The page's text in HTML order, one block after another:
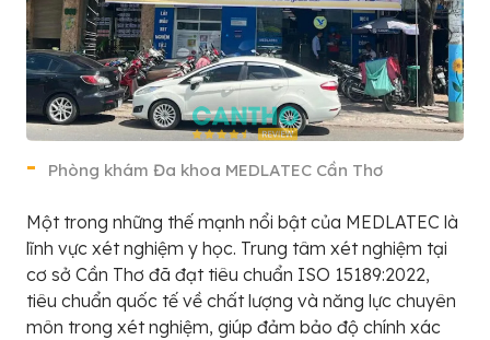
Phòng khám Đa khoa MEDLATEC Cần Thơ
Một trong những thế mạnh nổi bật của MEDLATEC là
lĩnh vực xét nghiệm y học. Trung tâm xét nghiệm tại
cơ sở Cần Thơ đã đạt tiêu chuẩn ISO 15189:2022,
tiêu chuẩn quốc tế về chất lượng và năng lực chuyên
môn trong xét nghiệm, giúp đảm bảo độ chính xác